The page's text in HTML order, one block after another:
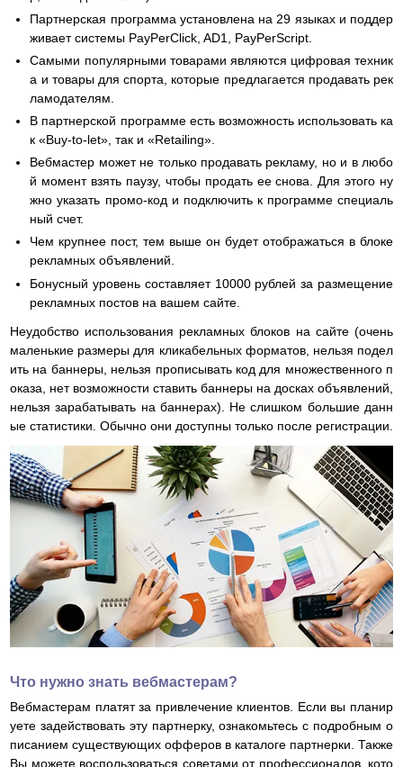
Партнерская программа установлена на 29 языках и поддер
живает системы PayPerClick, AD1, PayPerScript.
Самыми популярными товарами являются цифровая техник
а и товары для спорта, которые предлагается продавать рек
ламодателям.
В партнерской программе есть возможность использовать ка
к «Buy-to-let», так и «Retailing».
Вебмастер может не только продавать рекламу, но и в любо
й момент взять паузу, чтобы продать ее снова. Для этого ну
жно указать промо-код и подключить к программе специаль
ный счет.
Чем крупнее пост, тем выше он будет отображаться в блоке
рекламных объявлений.
Бонусный уровень составляет 10000 рублей за размещение
рекламных постов на вашем сайте.
Неудобство использования рекламных блоков на сайте (очень
маленькие размеры для кликабельных форматов, нельзя подел
ить на баннеры, нельзя прописывать код для множественного п
оказа, нет возможности ставить баннеры на досках объявлений,
нельзя зарабатывать на баннерах). Не слишком большие данн
ые статистики. Обычно они доступны только после регистрации.
Что нужно знать вебмастерам?
Вебмастерам платят за привлечение клиентов. Если вы планир
уете задействовать эту партнерку, ознакомьтесь с подробным о
писанием существующих офферов в каталоге партнерки. Также
Вы можете воспользоваться советами от профессионалов, кото